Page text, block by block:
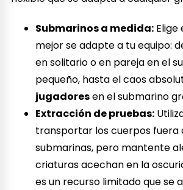
Submarinos a medida: Elige
mejor se adapte a tu equipo:
en solitario o en pareja en el
pequeño, hasta el caos
jugadoresen el submarino
Extracción de pruebas:
transportar los cuerpos fuera
submarinas, pero mantente
criaturas acechan en la
es un recurso limitado que se